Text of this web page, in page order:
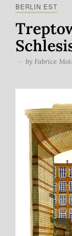
BERLIN EST
by Fabrice